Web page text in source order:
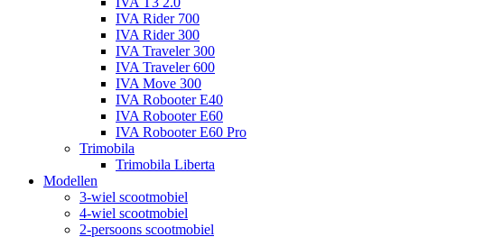
IVA Rider 700
IVA Rider 300
IVA Traveler 300
IVA Traveler 600
IVA Move 300
IVA Robooter E40
IVA Robooter E60
IVA Robooter E60 Pro
Trimobila
Trimobila Liberta
Modellen
3-wiel scootmobiel
4-wiel scootmobiel
2-persoons scootmobiel